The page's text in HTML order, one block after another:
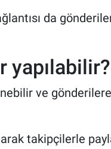
da
yapılabilir?
ve
takipçilerle